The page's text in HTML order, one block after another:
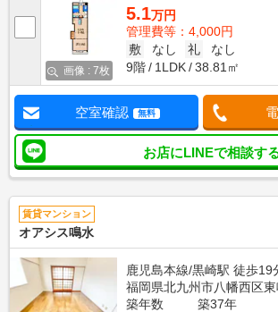
画像 : 7枚
5.1万円
管理費等：4,000円
敷
なし 礼
なし
9階
1LDK 38.81㎡
空室確認 無料
お店にLINEで相談す
賃貸マンション
オアシス鳴水
鹿児島本線/黒崎駅 徒歩19
福岡県北九州市八幡西区東
築年数
築37年